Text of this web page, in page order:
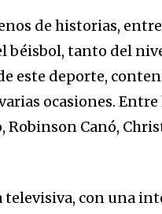
de historias,
béisbol, tanto del
este deporte,
ocasiones.
Robinson Canó,
televisiva, con una